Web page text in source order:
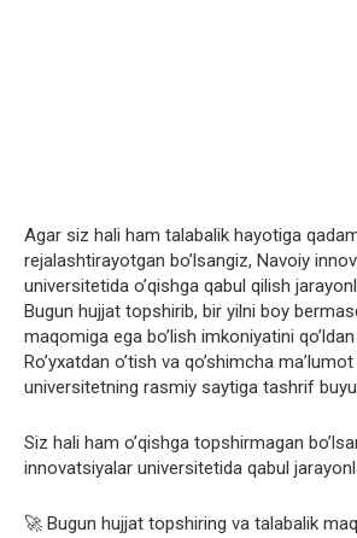
Agar siz hali ham talabalik hayotiga
rejalashtirayotgan bo’lsangiz, Navoiy
universitetida o’qishga qabul qilish
Bugun hujjat topshirib, bir yilni boy
maqomiga ega bo’lish imkoniyatini
Ro’yxatdan o’tish va qo’shimcha
universitetning rasmiy saytiga tashrif
Siz hali ham o’qishga topshirmagan
innovatsiyalar universitetida qabul
🚀 Bugun hujjat topshiring va talabalik